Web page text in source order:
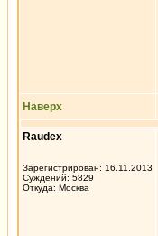
Наверх
Raudex
Зарегистрирован: 16.11.2013
Суждений: 5829
Откуда: Москва